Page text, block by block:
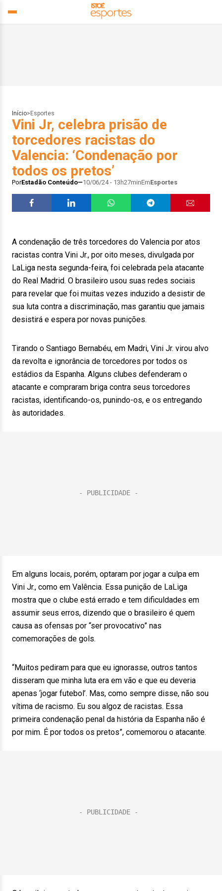
Início> Esportes
Vini Jr, celebra prisão de
torcedores racistas do
Valencia: ‘Condenação por
todos os pretos’
PorEstadão Conteúdo 10/06/24 - 13h27minEmEsportes
A condenação de três torcedores do Valencia por atos
racistas contra Vini Jr., por oito meses, divulgada por
LaLiga nesta segunda-feira, foi celebrada pela atacante
do Real Madrid. O brasileiro usou suas redes sociais
para revelar que foi muitas vezes induzido a desistir de
sua luta contra a discriminação, mas garantiu que jamais
desistirá e espera por novas punições.
Tirando o Santiago Bernabéu, em Madri, Vini Jr. virou alvo
da revolta e ignorância de torcedores por todos os
estádios da Espanha. Alguns clubes defenderam o
atacante e compraram briga contra seus torcedores
racistas, identificando-os, punindo-os, e os entregando
às autoridades.
Em alguns locais, porém, optaram por jogar a culpa em
Vini Jr., como em Valência. Essa punição de LaLiga
mostra que o clube está errado e tem dificuldades em
assumir seus erros, dizendo que o brasileiro é quem
causa as ofensas por “ser provocativo” nas
comemorações de gols.
“Muitos pediram para que eu ignorasse, outros tantos
disseram que minha luta era em vão e que eu deveria
apenas ‘jogar futebol’. Mas, como sempre disse, não sou
vítima de racismo. Eu sou algoz de racistas. Essa
primeira condenação penal da história da Espanha não é
por mim. É por todos os pretos”, comemorou o atacante.